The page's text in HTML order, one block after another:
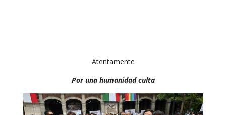
Atentamente
Por una humanidad culta